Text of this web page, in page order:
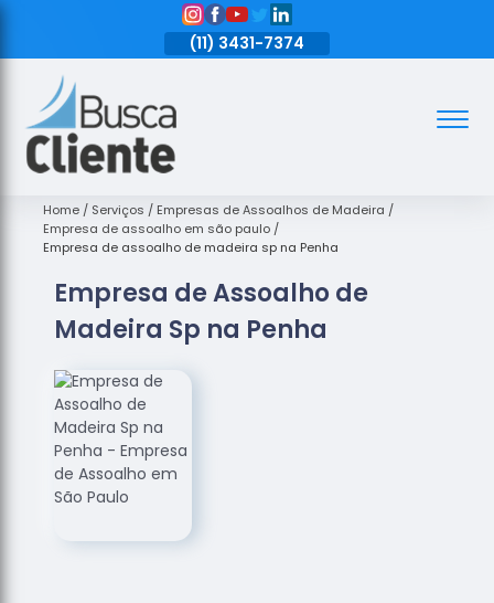
(11) 3431-7374
Assoalhos
de Madeira
Decks de
Empresas
de
de Madeira
Loja de
Assoalhos
Raspagem
de
Home Serviços
Empresas de Assoalhos de Madeira
Empresa de assoalho em são paulo
Empresa de assoalho de madeira sp na Penha
Empresa de Assoalho de
Madeira Sp na Penha